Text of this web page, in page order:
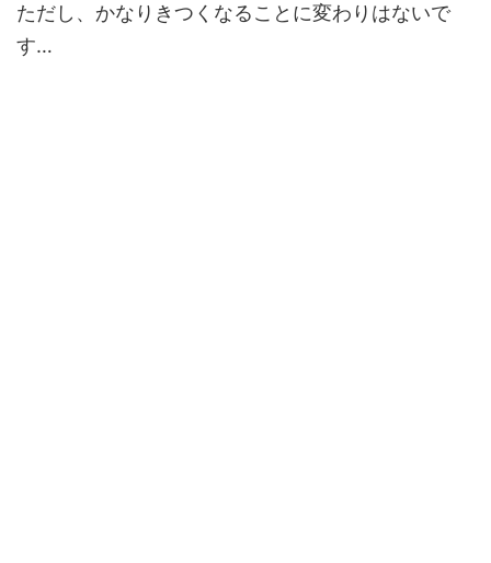
ただし、かなりきつくなることに変わりはないで
す…